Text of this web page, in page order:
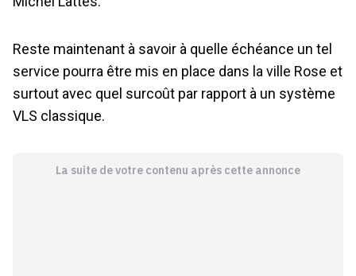
Reste maintenant à savoir à quelle échéance un tel
service pourra être mis en place dans la ville Rose et
surtout avec quel surcoût par rapport à un système
VLS classique.
La suite de votre contenu après cette annonce